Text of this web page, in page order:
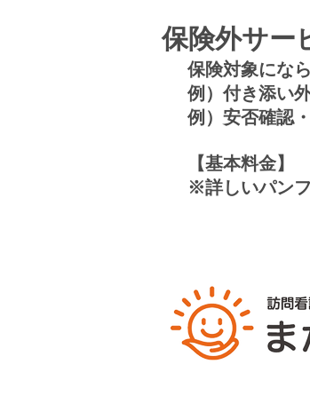
保険外サー
保険対象にな
例）付き添い
例）安否確認
【基本料金
​※詳しいパン